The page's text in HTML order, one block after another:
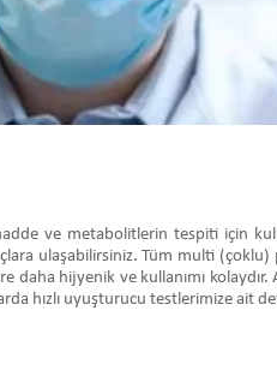
ve metabolitlerin tespiti için
ulaşabilirsiniz. Tüm multi
hijyenik ve kullanımı kolaydır.
hızlı uyuşturucu testlerimize ait